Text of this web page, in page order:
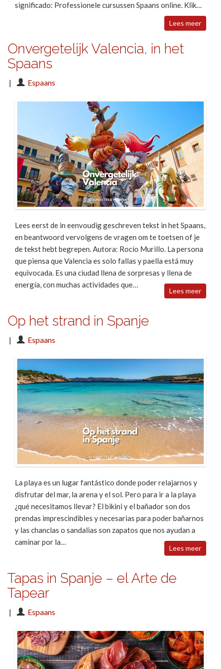
significado: Professionele cursussen Spaans online. Klik…
Lees meer
Onvergetelijk Valencia, in het
Spaans
| Espaans
Lees eerst de in eenvoudig geschreven tekst in het Spaans,
en beantwoord vervolgens de vragen om te toetsen of je
de tekst hebt begrepen. Autora: Rocío Murillo. La persona
que piensa que Valencia es solo fallas y paella está muy
equivocada. Es una ciudad llena de sorpresas y llena de
energía, con muchas actividades que…
Lees meer
Op het strand in Spanje
| Espaans
La playa es un lugar fantástico donde poder relajarnos y
disfrutar del mar, la arena y el sol. Pero para ir a la playa
¿qué necesitamos llevar? El bikini y el bañador son dos
prendas imprescindibles y necesarias para poder bañarnos
y las chanclas o sandalias son zapatos que nos ayudan a
caminar por la…
Lees meer
Tapas in Spanje – el Arte de
Tapear
| Espaans